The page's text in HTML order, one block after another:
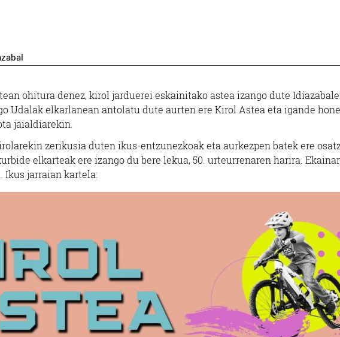
ohitura denez, kirol jarduerei eskainitako astea izango dute
Udalak elkarlanean antolatu dute aurten ere Kirol Astea eta igande
jaialdiarekin.
zerikusia duten ikus-entzunezkoak eta aurkezpen batek ere
elkarteak ere izango du bere lekua, 50. urteurrenaren harira.
Ikus jarraian kartela: